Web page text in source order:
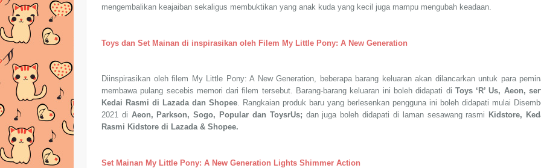
mengembalikan keajaiban sekaligus membuktikan yang anak kuda yang kecil juga mampu mengubah keadaan.
Toys dan Set Mainan di inspirasikan oleh Filem My Little Pony: A New Generation
Diinspirasikan oleh filem My Little Pony: A New Generation, beberapa barang keluaran akan dilancarkan untuk para
membawa pulang secebis memori dari filem tersebut. Barang-barang keluaran ini boleh didapati di Toys ‘R’ Us, Aeon,
Kedai Rasmi di Lazada dan Shopee. Rangkaian produk baru yang berlesenkan pengguna ini boleh didapati mulai
2021 di Aeon, Parkson, Sogo, Popular dan ToysrUs; dan juga boleh didapati di laman sesawang rasmi Kidstore,
Rasmi Kidstore di Lazada & Shopee.
Set Mainan My Little Pony: A New Generation Lights Shimmer Action